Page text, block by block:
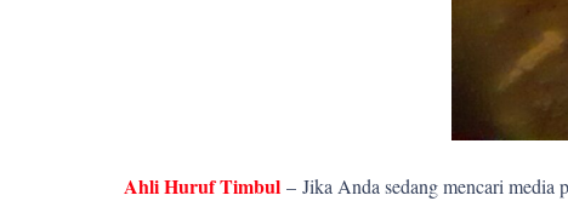
Ahli Huruf Timbul – Jika Anda sedang mencari media